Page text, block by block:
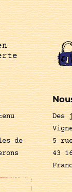
de
Des
5
43